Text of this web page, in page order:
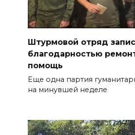
Штурмовой отряд
благодарностью
помощь
Еще одна партия
на минувшей неделе